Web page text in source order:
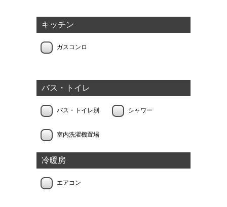
キッチン
ガスコンロ
バス・トイレ
バス・トイレ別 シャワー
室内洗濯機置場
冷暖房
エアコン